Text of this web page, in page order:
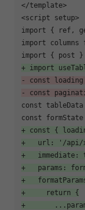
</template>
<script setup>
import { ref,
import columns
+ import
- const
- const
const
+ const {
+   url: '/api/
+   immediate:
+   params:
+
+     return {
+